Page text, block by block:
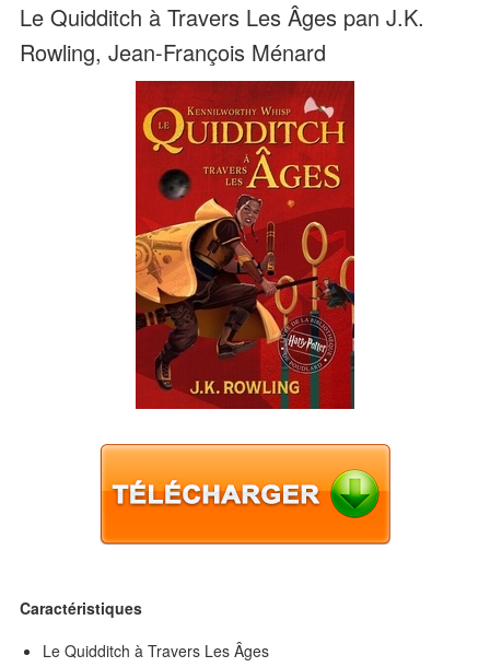
Le Quidditch à Travers Les Âges pan J.K.
Rowling, Jean-François Ménard
Caractéristiques
Le Quidditch à Travers Les Âges